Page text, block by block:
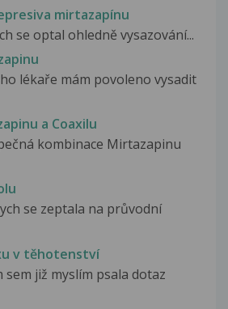
mirtazapínu
se optal ohledně vysazování...
lékaře mám povoleno vysadit
a Coaxilu
kombinace Mirtazapinu
se zeptala na průvodní
v těhotenství
sem již myslím psala dotaz